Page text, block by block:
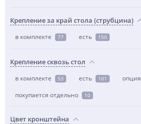
Крепление за край стола (струбцина)
в комплекте 77 есть 150
Крепление сквозь стол
в комплекте 53 есть 101 опция
покупается отдельно 10
Цвет кронштейна